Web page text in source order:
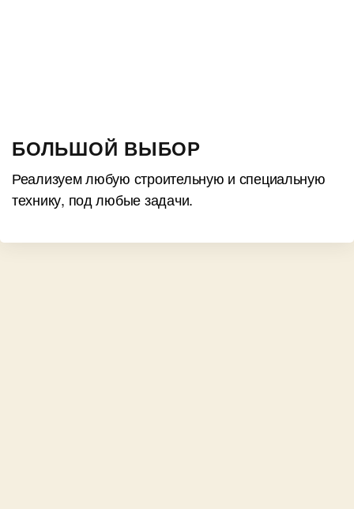
БОЛЬШОЙ ВЫБОР
Реализуем любую строительную и специальную
технику, под любые задачи.